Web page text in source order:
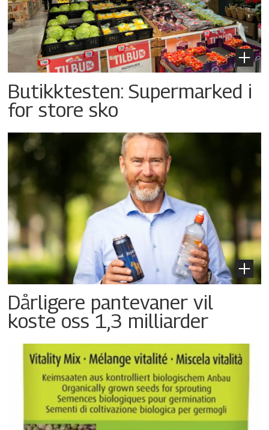
Butikktesten: Supermarked i
for store sko
Dårligere pantevaner vil
koste oss 1,3 milliarder